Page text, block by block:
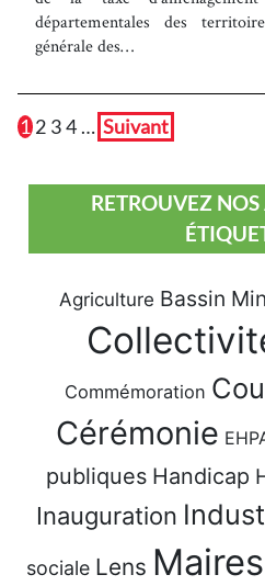
départementales des
générale des…
1 2 34 … Suivant
RETROUVEZ NOS
Agriculture Bassin
Commémoration
Cérémonie
publiques Handicap
Inauguration
sociale Lens Maires